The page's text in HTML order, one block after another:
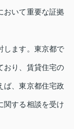
おいて重要な証拠
します。東京都で
おり、賃貸住宅の
ば、東京都住宅政
関する相談を受け